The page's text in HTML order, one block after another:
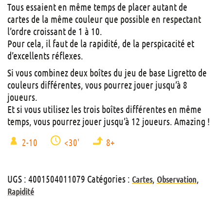
Tous essaient en même temps de placer autant de
cartes de la même couleur que possible en respectant
l’ordre croissant de 1 à 10.
Pour cela, il faut de la rapidité, de la perspicacité et
d’excellents réflexes.
Si vous combinez deux boîtes du jeu de base Ligretto de
couleurs différentes, vous pourrez jouer jusqu’à 8
joueurs.
Et si vous utilisez les trois boîtes différentes en même
temps, vous pourrez jouer jusqu’à 12 joueurs. Amazing !
2-10
<30' 8+
UGS : 4001504011079 Catégories : Cartes, Observation
Rapidité